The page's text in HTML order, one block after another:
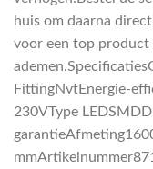
huis om daarna
voor een top
FittingNvtEnergie-
230VType